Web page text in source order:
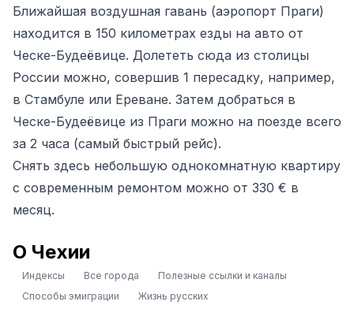
Ближайшая воздушная гавань (аэропорт Праги)
находится в 150 километрах езды на авто от
Ческе-Будеёвице. Долететь сюда из столицы
России можно, совершив 1 пересадку, например,
в Стамбуле или Ереване. Затем добраться в
Ческе-Будеёвице из Праги можно на поезде всего
за 2 часа (самый быстрый рейс).
Снять здесь небольшую однокомнатную квартиру
с современным ремонтом можно от 330 € в
месяц.
О Чехии
Индексы Все города
Полезные ссылки и каналы
Способы эмиграции
Жизнь русских